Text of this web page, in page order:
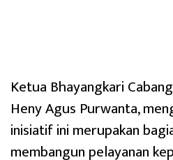
Ketua Bhayangkari
Heny Agus Purwanta,
inisiatif ini merupakan
membangun pelayanan